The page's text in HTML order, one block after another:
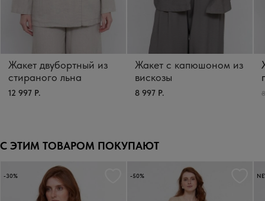
Жакет двубортный из
стираного льна
12 997 Р.
Жакет с капюшоном из
вискозы
8 997 Р.
С ЭТИМ ТОВАРОМ ПОКУПАЮТ
-30% -50%